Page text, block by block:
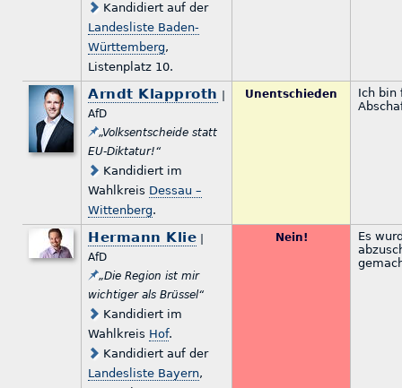
Kandidiert auf der
Landesliste Baden-
Württemberg,
Listenplatz 10.
Arndt Klapproth
AfD
„Volksentscheide statt
EU-Diktatur!“
Kandidiert im
Wahlkreis Dessau –
Wittenberg.
Unentschieden
Ich bin
Hermann Klie
AfD
„Die Region ist mir
wichtiger als Brüssel“
Kandidiert im
Wahlkreis Hof.
Kandidiert auf der
Landesliste Bayern,
Nein!
Es